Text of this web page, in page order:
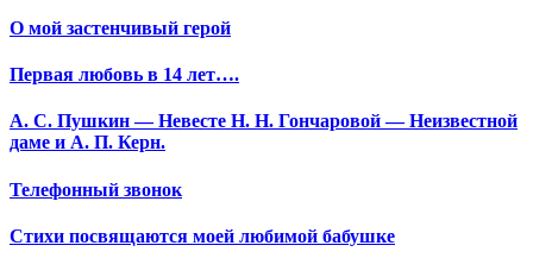
О мой застенчивый герой
Первая любовь в 14 лет….
А. С. Пушкин — Невесте Н. Н. Гончаровой — Неизвестной
даме и А. П. Керн.
Телефонный звонок
Стихи посвящаются моей любимой бабушке